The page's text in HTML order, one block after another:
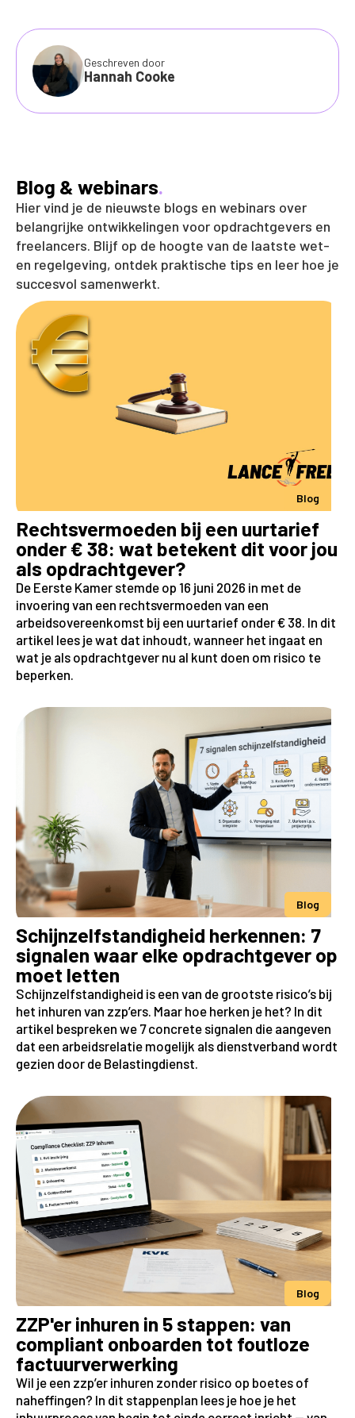
Geschreven door
Hannah Cooke
Blog & webinars.
Hier vind je de nieuwste blogs en webinars over
belangrijke ontwikkelingen voor opdrachtgevers en
freelancers. Blijf op de hoogte van de laatste wet-
en regelgeving, ontdek praktische tips en leer hoe je
succesvol samenwerkt.
Blog
Rechtsvermoeden bij een uurtarief
onder € 38: wat betekent dit voor jou
als opdrachtgever?
De Eerste Kamer stemde op 16 juni 2026 in met de
invoering van een rechtsvermoeden van een
arbeidsovereenkomst bij een uurtarief onder € 38. In dit
artikel lees je wat dat inhoudt, wanneer het ingaat en
wat je als opdrachtgever nu al kunt doen om risico te
beperken.
Blog
Schijnzelfstandigheid herkennen: 7
signalen waar elke opdrachtgever op
moet letten
Schijnzelfstandigheid is een van de grootste risico’s bij
het inhuren van zzp’ers. Maar hoe herken je het? In dit
artikel bespreken we 7 concrete signalen die aangeven
dat een arbeidsrelatie mogelijk als dienstverband wordt
gezien door de Belastingdienst.
Blog
ZZP'er inhuren in 5 stappen: van
compliant onboarden tot foutloze
factuurverwerking
Wil je een zzp’er inhuren zonder risico op boetes of
naheffingen? In dit stappenplan lees je hoe je het